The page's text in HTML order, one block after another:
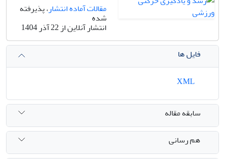
مقالات آماده انتشار، پذیرفته
شده
انتشار آنلاین از 22 آذر 1404
فایل ها
سابقه مقاله
هم رسانی